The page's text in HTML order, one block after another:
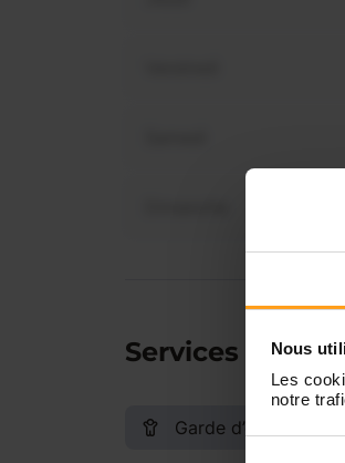
Nous
Les
notre
Services
Garde d’enfants